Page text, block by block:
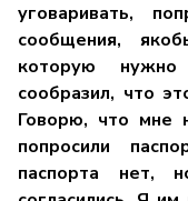
уговаривать,
сообщения,
которую
сообразил, что
Говорю, что мне
попросили
паспорта нет,